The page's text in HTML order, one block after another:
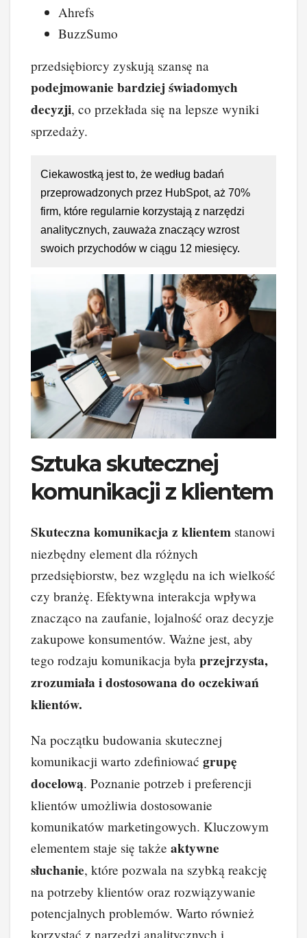
Ahrefs
BuzzSumo
przedsiębiorcy zyskują szansę na
podejmowanie bardziej świadomych
decyzji, co przekłada się na lepsze wyniki
sprzedaży.
Ciekawostką jest to, że według badań
przeprowadzonych przez HubSpot, aż 70%
firm, które regularnie korzystają z narzędzi
analitycznych, zauważa znaczący wzrost
swoich przychodów w ciągu 12 miesięcy.
Sztuka skutecznej
komunikacji z klientem
Skuteczna komunikacja z klientem stanowi
niezbędny element dla różnych
przedsiębiorstw, bez względu na ich wielkość
czy branżę. Efektywna interakcja wpływa
znacząco na zaufanie, lojalność oraz decyzje
zakupowe konsumentów. Ważne jest, aby
tego rodzaju komunikacja była przejrzysta,
zrozumiała i dostosowana do oczekiwań
klientów.
Na początku budowania skutecznej
komunikacji warto zdefiniować grupę
docelową. Poznanie potrzeb i preferencji
klientów umożliwia dostosowanie
komunikatów marketingowych. Kluczowym
elementem staje się także aktywne
słuchanie, które pozwala na szybką reakcję
na potrzeby klientów oraz rozwiązywanie
potencjalnych problemów. Warto również
korzystać z narzędzi analitycznych i